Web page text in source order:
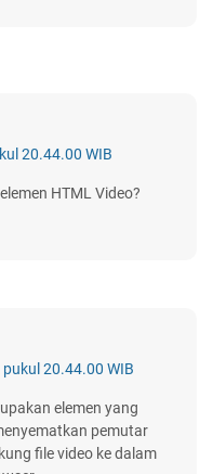
20.44.00 WIB
HTML Video?
20.44.00 WIB
elemen yang
pemutar
file video ke dalam